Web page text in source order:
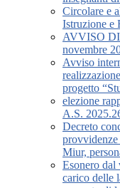
Circolare e
Istruzione e
AVVISO DI
novembre
Avviso
progetto
elezione
A.S.
Decreto
provvidenze
Miur,
Esonero dal
carico delle